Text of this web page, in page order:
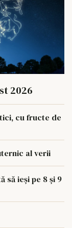
2026
cu fructe de
al verii
să ieși pe 8 și 9